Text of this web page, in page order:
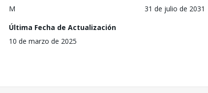
M
31 de julio de 2031
Última Fecha de Actualización
10 de marzo de 2025